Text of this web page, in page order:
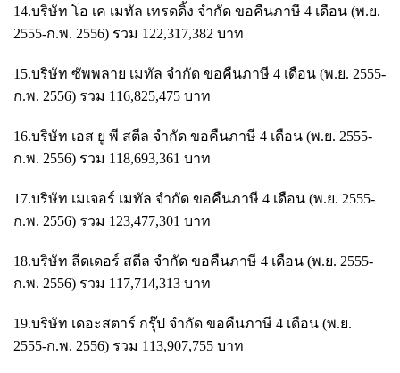
14.บริษัท โอ เค เมทัล เทรดดิ้ง จำกัด ขอคืนภาษี 4 เดือน (พ.ย.
2555-ก.พ. 2556) รวม 122,317,382 บาท
15.บริษัท ซัพพลาย เมทัล จำกัด ขอคืนภาษี 4 เดือน (พ.ย. 2555-
ก.พ. 2556) รวม 116,825,475 บาท
16.บริษัท เอส ยู พี สตีล จำกัด ขอคืนภาษี 4 เดือน (พ.ย. 2555-
ก.พ. 2556) รวม 118,693,361 บาท
17.บริษัท เมเจอร์ เมทัล จำกัด ขอคืนภาษี 4 เดือน (พ.ย. 2555-
ก.พ. 2556) รวม 123,477,301 บาท
18.บริษัท ลีดเดอร์ สตีล จำกัด ขอคืนภาษี 4 เดือน (พ.ย. 2555-
ก.พ. 2556) รวม 117,714,313 บาท
19.บริษัท เดอะสตาร์ กรุ๊ป จำกัด ขอคืนภาษี 4 เดือน (พ.ย.
2555-ก.พ. 2556) รวม 113,907,755 บาท